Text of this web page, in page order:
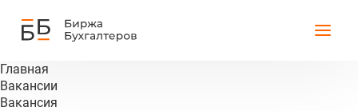
Главная
Вакансии
Вакансия